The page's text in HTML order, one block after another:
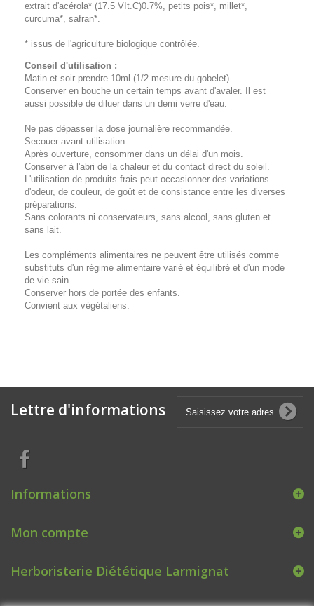
extrait d'acérola* (17.5 VIt.C)0.7%, petits pois*, millet*,
curcuma*, safran*.
* issus de l'agriculture biologique contrôlée.
Conseil d'utilisation :
Matin et soir prendre 10ml (1/2 mesure du gobelet)
Conserver en bouche un certain temps avant d'avaler. Il est
aussi possible de diluer dans un demi verre d'eau.
Ne pas dépasser la dose journalière recommandée.
Secouer avant utilisation.
Après ouverture, consommer dans un délai d'un mois.
Conserver à l'abri de la chaleur et du contact direct du soleil.
L'utilisation de produits frais peut occasionner des variations
d'odeur, de couleur, de goût et de consistance entre les diverses
préparations.
Sans colorants ni conservateurs, sans alcool, sans gluten et
sans lait.
Les compléments alimentaires ne peuvent être utilisés comme
substituts d'un régime alimentaire varié et équilibré et d'un mode
de vie sain.
Conserver hors de portée des enfants.
Convient aux végétaliens.
Lettre d'informations
Informations
Mon compte
Herboristerie Diététique Larmignat